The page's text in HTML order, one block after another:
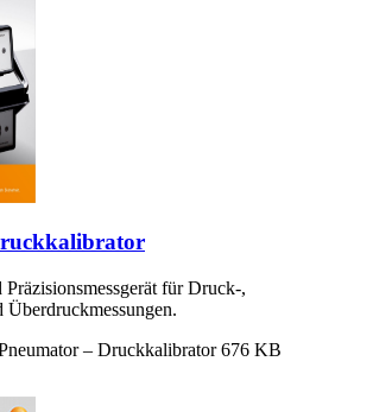
für Druck-,
– Druckkalibrator676 KB